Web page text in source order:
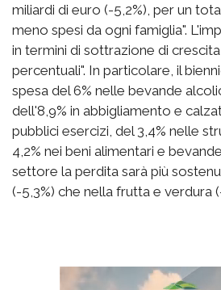
miliardi di euro (-5,2%), per un
meno spesi da ogni famiglia".
in termini di sottrazione di
percentuali". In particolare, il
spesa del 6% nelle bevande
dell'8,9% in abbigliamento e
pubblici esercizi, del 3,4% nelle
4,2% nei beni alimentari e
settore la perdita sarà più
(-5,3%) che nella frutta e verdura